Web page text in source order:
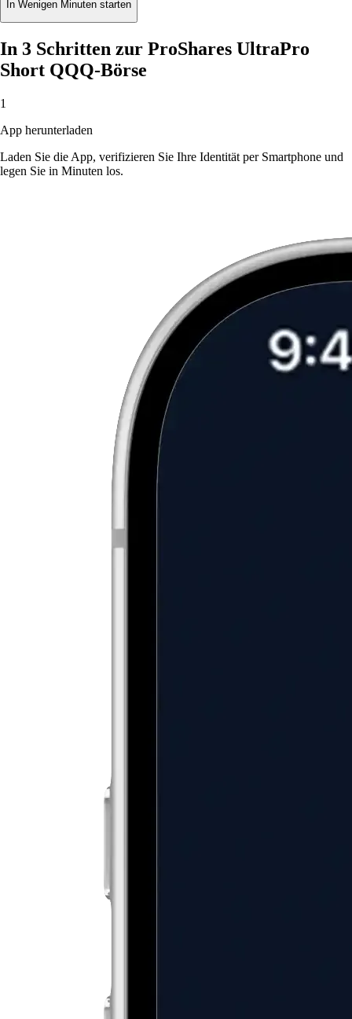
In Wenigen Minuten starten
In 3 Schritten zur ProShares UltraPro
Short QQQ-Börse
1
App herunterladen
Laden Sie die App, verifizieren Sie Ihre Identität per Smartphone und
legen Sie in Minuten los.